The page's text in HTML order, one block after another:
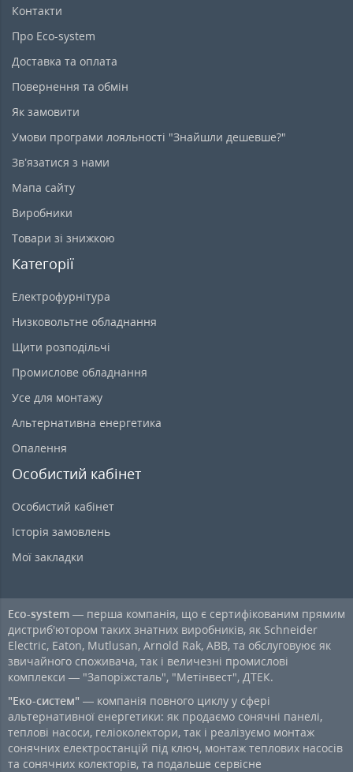
Контакти
Про Eco-system
Доставка та оплата
Повернення та обмін
Як замовити
Умови програми лояльності "Знайшли дешевше?"
Зв’язатися з нами
Мапа сайту
Виробники
Товари зі знижкою
Категорії
Електрофурнітура
Низковольтне обладнання
Щити розподільчі
Промислове обладнання
Усе для монтажу
Альтернативна енергетика
Опалення
Особистий кабінет
Особистий кабінет
Історія замовлень
Мої закладки
Eco-system — перша компанія, що є сертифікованим прямим
дистриб'ютором таких знатних виробників, як Schneider
Electric, Eaton, Mutlusan, Arnold Rak, ABB, та обслуговуює як
звичайного споживача, так і величезні промислові
комплекси — "Запоріжсталь", "Метінвест", ДТЕК.
"Еко-систем" — компанія повного циклу у сфері
альтернативної енергетики: як продаємо сонячні панелі,
теплові насоси, геліоколектори, так і реалізуємо монтаж
сонячних електростанцій під ключ, монтаж теплових насосів
та сонячних колекторів, та подальше сервісне